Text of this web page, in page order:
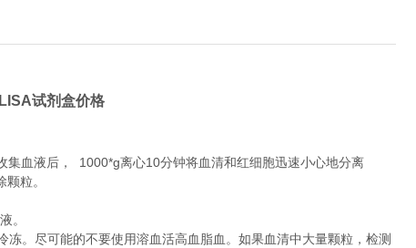
试剂盒价格
液后， 1000*g离心10分钟将血清和红细胞迅速小心地分离
粒。
。
尽可能的不要使用溶血活高血脂血。如果血清中大量颗粒，检测